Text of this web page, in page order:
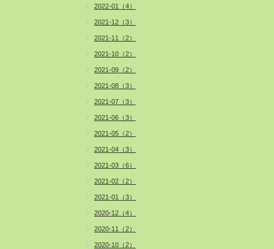
2022-01（4）
2021-12（3）
2021-11（2）
2021-10（2）
2021-09（2）
2021-08（3）
2021-07（3）
2021-06（3）
2021-05（2）
2021-04（3）
2021-03（6）
2021-02（2）
2021-01（3）
2020-12（4）
2020-11（2）
2020-10（2）